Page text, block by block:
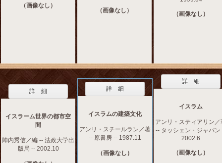
（画像なし）
（画像なし） （画像なし）
詳 細
イスラーム世界の都市空
間
陣内秀信／編 -- 法政大学出
版局 -- 2002.10
詳 細
イスラムの建築文化
アンリ・スチールラン／著
-- 原書房 -- 1987.11
（画像なし）
詳 細
イスラム
アンリ・スティアリン／
-- タッシェン・ジャパン
2002.6
（画像なし）